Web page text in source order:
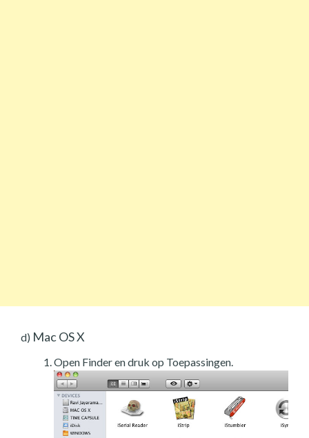
d) Mac OS X
Open Finder en druk op Toepassingen.